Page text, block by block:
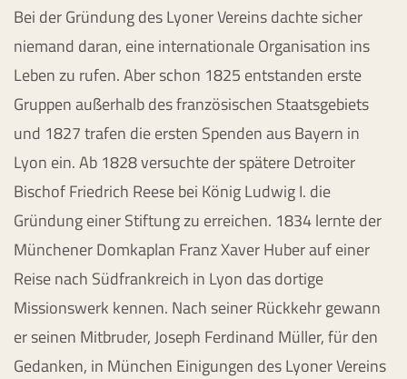
Bei der Gründung des Lyoner Vereins dachte sicher
niemand daran, eine internationale Organisation ins
Leben zu rufen. Aber schon 1825 entstanden erste
Gruppen außerhalb des französischen Staatsgebiets
und 1827 trafen die ersten Spenden aus Bayern in
Lyon ein. Ab 1828 versuchte der spätere Detroiter
Bischof Friedrich Reese bei König Ludwig I. die
Gründung einer Stiftung zu erreichen. 1834 lernte der
Münchener Domkaplan Franz Xaver Huber auf einer
Reise nach Südfrankreich in Lyon das dortige
Missionswerk kennen. Nach seiner Rückkehr gewann
er seinen Mitbruder, Joseph Ferdinand Müller, für den
Gedanken, in München Einigungen des Lyoner Vereins